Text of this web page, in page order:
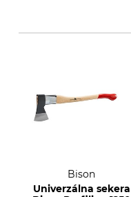
Bison
Univerzálna sekera